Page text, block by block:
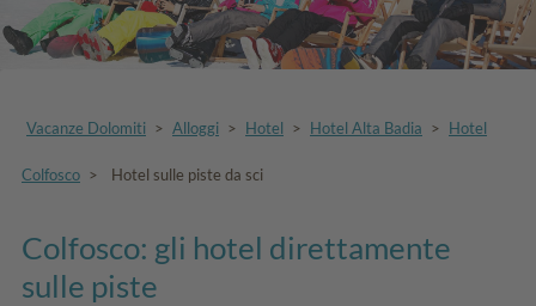
Vacanze Dolomiti > Alloggi > Hotel > Hotel Alta Badia > Hotel
Colfosco > Hotel sulle piste da sci
Colfosco: gli hotel direttamente
sulle piste